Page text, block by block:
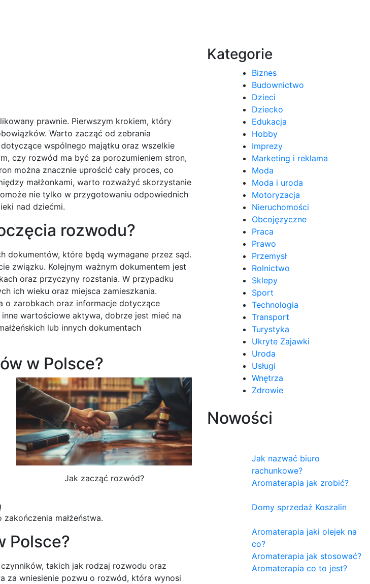
prawnie. Pierwszym krokiem, który
Warto zacząć od zebrania
wspólnego majątku oraz wszelkie
czy rozwód ma być za porozumieniem stron,
można znacznie uprościć cały proces, co
małżonkami, warto rozważyć skorzystanie
nie tylko w przygotowaniu odpowiednich
nad dziećmi.
rozwodu?
dokumentów, które będą wymagane przez sąd.
związku. Kolejnym ważnym dokumentem jest
oraz przyczyny rozstania. W przypadku
ich wieku oraz miejsca zamieszkania.
o zarobkach oraz informacje dotyczące
wartościowe aktywa, dobrze jest mieć na
lub innych dokumentach
w Polsce?
Jak zacząć rozwód?
małżeństwa.
Polsce?
takich jak rodzaj rozwodu oraz
za wniesienie pozwu o rozwód, która wynosi
Kategorie
Biznes
Budownictwo
Dzieci
Dziecko
Edukacja
Hobby
Imprezy
Marketing i reklama
Moda
Moda i uroda
Motoryzacja
Nieruchomości
Obcojęzyczne
Praca
Prawo
Przemysł
Rolnictwo
Sklepy
Sport
Technologia
Transport
Turystyka
Ukryte Zajawki
Uroda
Usługi
Wnętrza
Zdrowie
Nowości
Jak nazwać biuro
rachunkowe?
Aromaterapia jak zrobić?
Domy sprzedaż Koszalin
Aromaterapia jaki olejek na
co?
Aromaterapia jak stosować?
Aromaterapia co to jest?